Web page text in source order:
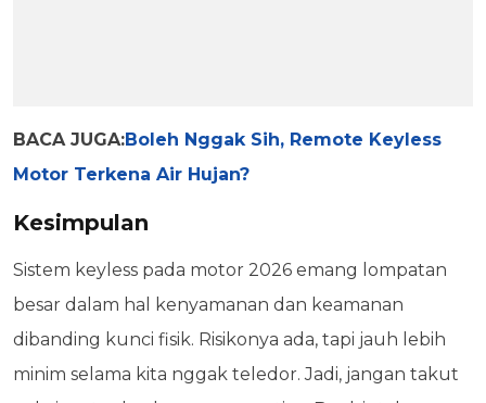
BACA JUGA:Boleh Nggak Sih, Remote Keyless
Motor Terkena Air Hujan?
Kesimpulan
Sistem keyless pada motor 2026 emang lompatan
besar dalam hal kenyamanan dan keamanan
dibanding kunci fisik. Risikonya ada, tapi jauh lebih
minim selama kita nggak teledor. Jadi, jangan takut